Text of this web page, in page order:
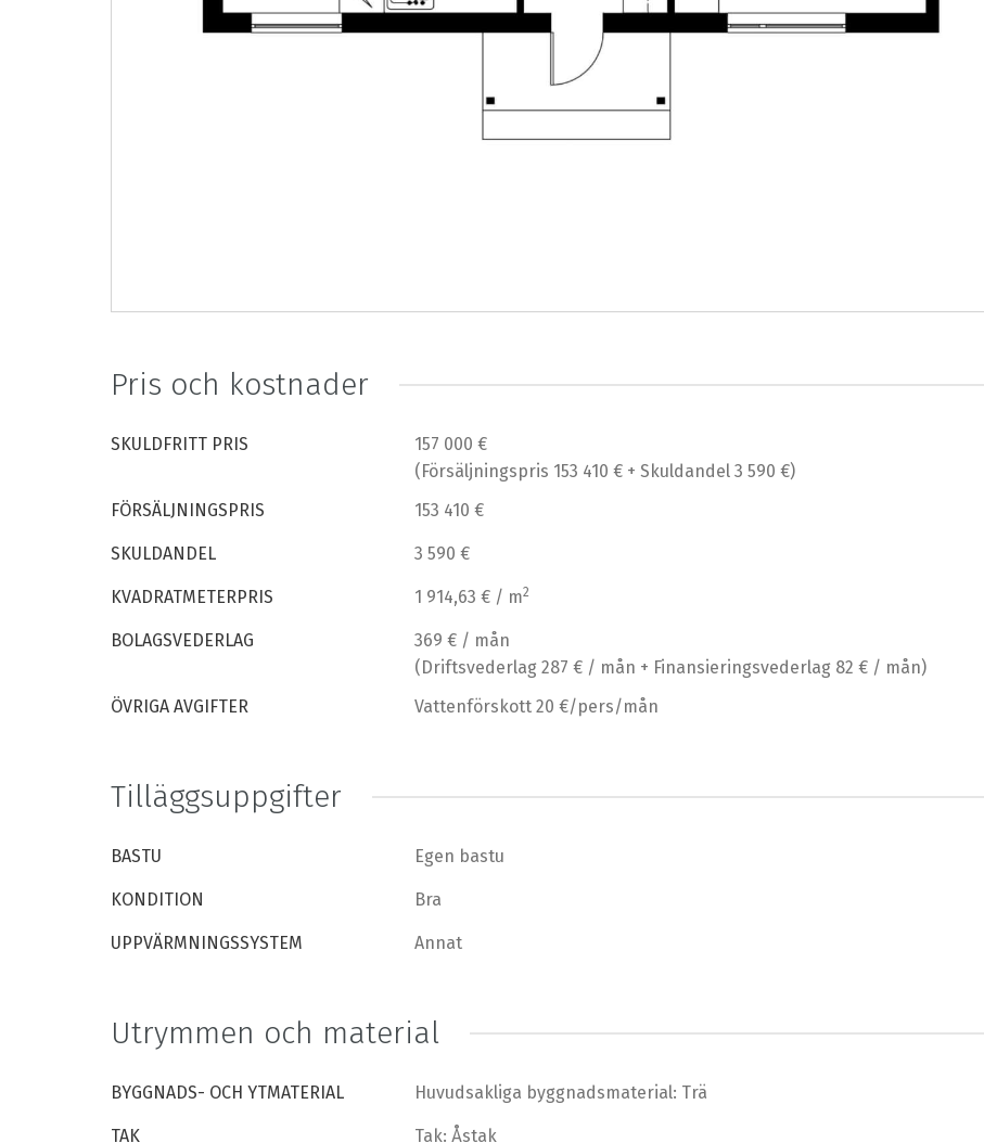
Pris och kostnader
SKULDFRITT PRIS
157 000 €
(Försäljningspris 153 410 € + Skuldandel 3 590 €)
FÖRSÄLJNINGSPRIS
153 410 €
SKULDANDEL 3 590 €
KVADRATMETERPRIS 1 914,63 € / m2
BOLAGSVEDERLAG
369 € / mån
(Driftsvederlag 287 € / mån + Finansieringsvederlag 82 € / mån)
ÖVRIGA AVGIFTER
Vattenförskott 20 €/pers/mån
Tilläggsuppgifter
BASTU Egen bastu
KONDITION Bra
UPPVÄRMNINGSSYSTEM Annat
Utrymmen och material
BYGGNADS- OCH YTMATERIAL Huvudsakliga byggnadsmaterial: Trä
TAK Tak: Åstak